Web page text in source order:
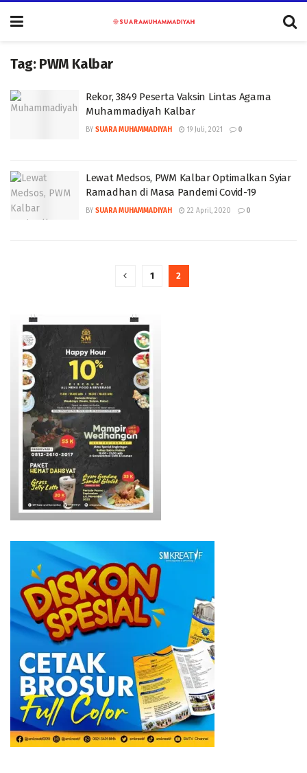
Tag: PWM Kalbar
Rekor, 3849 Peserta Vaksin Lintas Agama
Muhammadiyah Kalbar
BY SUARA MUHAMMADIYAH 19 Juli, 2021 0
Lewat Medsos, PWM Kalbar Optimalkan Syiar
Ramadhan di Masa Pandemi Covid-19
BY SUARA MUHAMMADIYAH 22 April, 2020 0
1 2